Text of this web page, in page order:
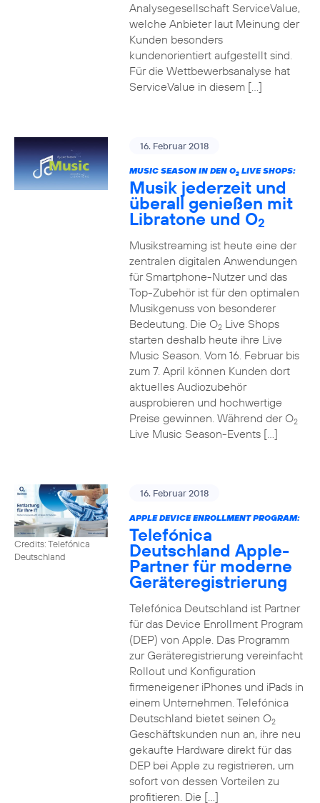
Analysegesellschaft ServiceValue,
welche Anbieter laut Meinung der
Kunden besonders
kundenorientiert aufgestellt sind.
Für die Wettbewerbsanalyse hat
ServiceValue in diesem […]
16. Februar 2018
MUSIC SEASON IN DEN O2LIVE SHOPS:
Musik jederzeit und
überall genießen mit
Libratone und O2
Musikstreaming ist heute eine der
zentralen digitalen Anwendungen
für Smartphone-Nutzer und das
Top-Zubehör ist für den optimalen
Musikgenuss von besonderer
Bedeutung. Die O2Live Shops
starten deshalb heute ihre Live
Music Season. Vom 16. Februar bis
zum 7. April können Kunden dort
aktuelles Audiozubehör
ausprobieren und hochwertige
Preise gewinnen. Während der O2
Live Music Season-Events […]
Credits: Telefónica
Deutschland
16. Februar 2018
APPLE DEVICE ENROLLMENT PROGRAM:
Telefónica
Deutschland Apple-
Partner für moderne
Geräteregistrierung
Telefónica Deutschland ist Partner
für das Device Enrollment Program
(DEP) von Apple. Das Programm
zur Geräteregistrierung vereinfacht
Rollout und Konfiguration
firmeneigener iPhones und iPads in
einem Unternehmen. Telefónica
Deutschland bietet seinen O2
Geschäftskunden nun an, ihre neu
gekaufte Hardware direkt für das
DEP bei Apple zu registrieren, um
sofort von dessen Vorteilen zu
profitieren. Die […]